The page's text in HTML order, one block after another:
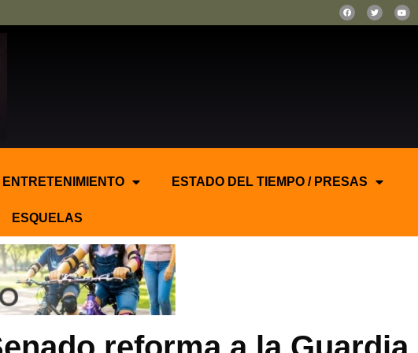
ENTRETENIMIENTO ESTADO DEL TIEMPO / PRESAS
ESQUELAS